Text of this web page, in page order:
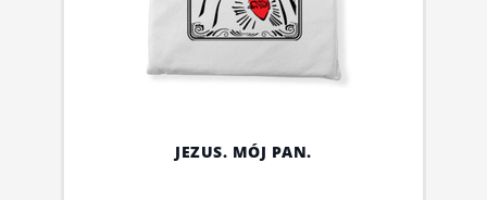
JEZUS. MÓJ PAN.